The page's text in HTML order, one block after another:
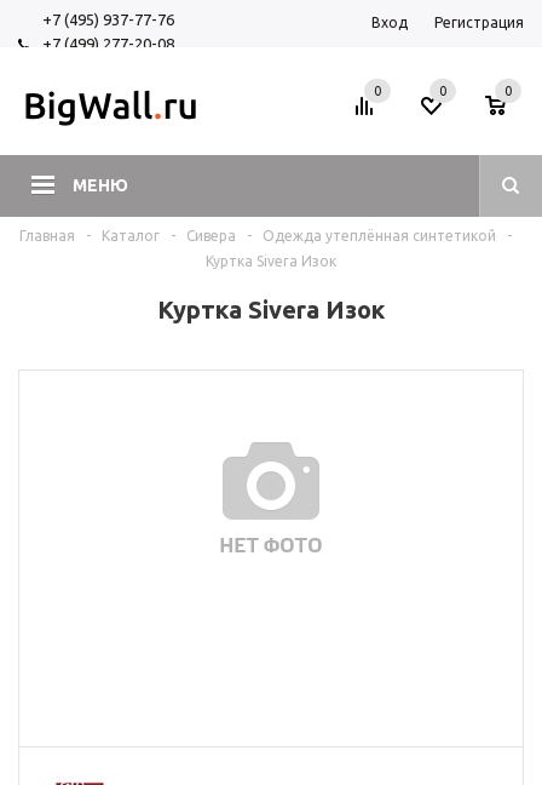
+7 (495) 937-77-76
+7 (499) 277-20-08
Вход Регистрация
МЕНЮ
0 0
0
Главная - Каталог - Сивера - Одежда утеплённая синтетикой
-
Куртка Sivera Изок
Куртка Sivera Изок